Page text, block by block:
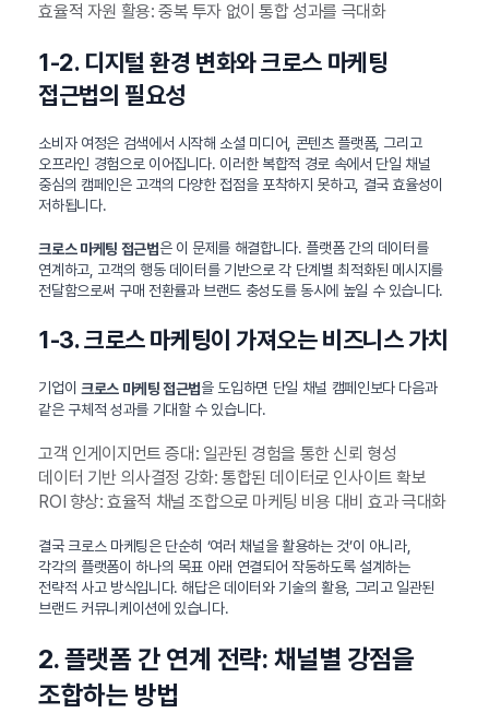
효율적 자원 활용: 중복 투자 없이 통합 성과를 극대화
1-2. 디지털 환경 변화와 크로스 마케팅
접근법의 필요성
소비자 여정은 검색에서 시작해 소셜 미디어, 콘텐츠 플랫폼, 그리고
오프라인 경험으로 이어집니다. 이러한 복합적 경로 속에서 단일 채널
중심의 캠페인은 고객의 다양한 접점을 포착하지 못하고, 결국 효율성이
저하됩니다.
크로스 마케팅 접근법은 이 문제를 해결합니다. 플랫폼 간의 데이터를
연계하고, 고객의 행동 데이터를 기반으로 각 단계별 최적화된 메시지를
전달함으로써 구매 전환률과 브랜드 충성도를 동시에 높일 수 있습니다.
1-3. 크로스 마케팅이 가져오는 비즈니스 가치
기업이 크로스 마케팅 접근법을 도입하면 단일 채널 캠페인보다 다음과
같은 구체적 성과를 기대할 수 있습니다.
고객 인게이지먼트 증대: 일관된 경험을 통한 신뢰 형성
데이터 기반 의사결정 강화: 통합된 데이터로 인사이트 확보
ROI 향상: 효율적 채널 조합으로 마케팅 비용 대비 효과 극대화
결국 크로스 마케팅은 단순히 ‘여러 채널을 활용하는 것’이 아니라,
각각의 플랫폼이 하나의 목표 아래 연결되어 작동하도록 설계하는
전략적 사고 방식입니다. 해답은 데이터와 기술의 활용, 그리고 일관된
브랜드 커뮤니케이션에 있습니다.
2. 플랫폼 간 연계 전략: 채널별 강점을
조합하는 방법